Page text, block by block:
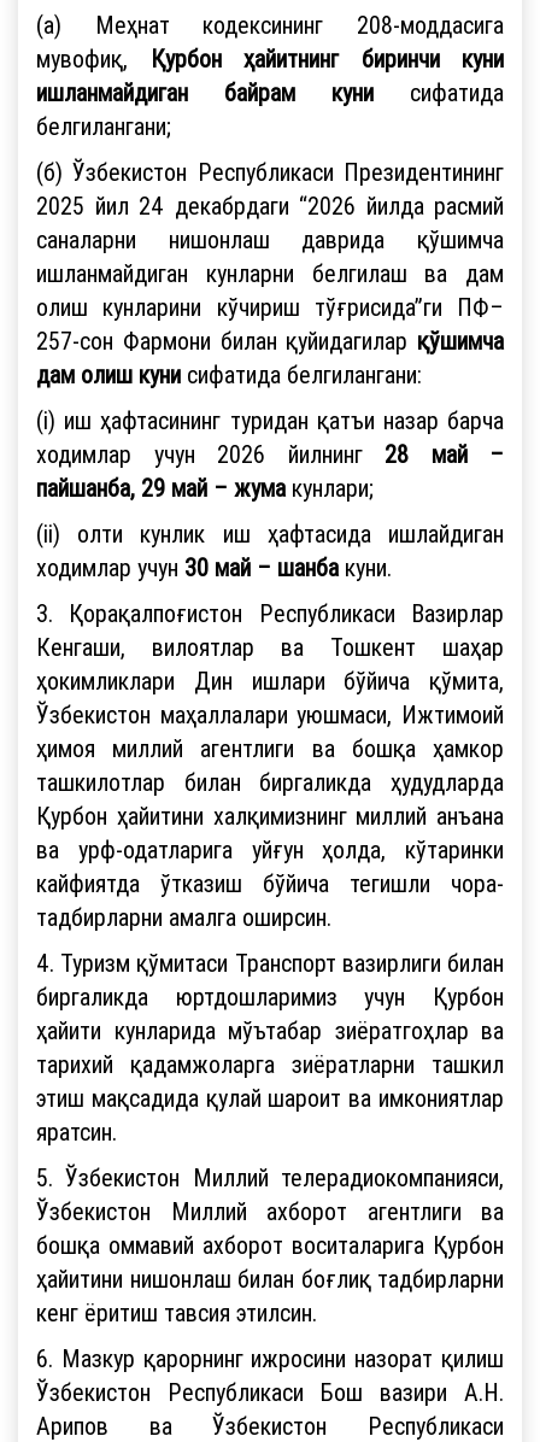
(а) Меҳнат кодексининг 208-моддасига
мувофиқ, Қурбон ҳайитнинг биринчи куни
ишланмайдиган байрам куни сифатида
белгилангани;
(б) Ўзбекистон Республикаси Президентининг
2025 йил 24 декабрдаги “2026 йилда расмий
саналарни нишонлаш даврида қўшимча
ишланмайдиган кунларни белгилаш ва дам
олиш кунларини кўчириш тўғрисида”ги ПФ–
257-сон Фармони билан қуйидагилар қўшимча
дам олиш куни сифатида белгилангани:
(i) иш ҳафтасининг туридан қатъи назар барча
ходимлар учун 2026 йилнинг 28 май –
пайшанба, 29 май – жумакунлари;
(ii) олти кунлик иш ҳафтасида ишлайдиган
ходимлар учун 30 май – шанбакуни.
3. Қорақалпоғистон Республикаси Вазирлар
Кенгаши, вилоятлар ва Тошкент шаҳар
ҳокимликлари Дин ишлари бўйича қўмита,
Ўзбекистон маҳаллалари уюшмаси, Ижтимоий
ҳимоя миллий агентлиги ва бошқа ҳамкор
ташкилотлар билан биргаликда ҳудудларда
Қурбон ҳайитини халқимизнинг миллий анъана
ва урф-одатларига уйғун ҳолда, кўтаринки
кайфиятда ўтказиш бўйича тегишли чора-
тадбирларни амалга оширсин.
4. Туризм қўмитаси Транспорт вазирлиги билан
биргаликда юртдошларимиз учун Қурбон
ҳайити кунларида мўътабар зиёратгоҳлар ва
тарихий қадамжоларга зиёратларни ташкил
этиш мақсадида қулай шароит ва имкониятлар
яратсин.
5. Ўзбекистон Миллий телерадиокомпанияси,
Ўзбекистон Миллий ахборот агентлиги ва
бошқа оммавий ахборот воситаларига Қурбон
ҳайитини нишонлаш билан боғлиқ тадбирларни
кенг ёритиш тавсия этилсин.
6. Мазкур қарорнинг ижросини назорат қилиш
Ўзбекистон Республикаси Бош вазири А.Н.
Арипов ва Ўзбекистон Республикаси